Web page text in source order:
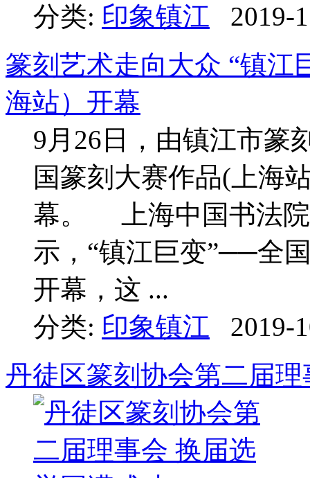
分类: 印象镇江
2019-
篆刻艺术走向大众 “镇江
海站）开幕
9月26日，由镇江市篆
国篆刻大赛作品(上海
幕。 上海中国书法院
示，“镇江巨变”──全
开幕，这 ...
分类: 印象镇江
2019-
丹徒区篆刻协会第二届